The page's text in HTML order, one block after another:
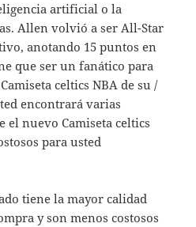
artificial o la
Allen volvió a ser All-Star
anotando 15 puntos en
que ser un fanático para
celtics NBA de su /
encontrará varias
el nuevo Camiseta celtics
para usted
tiene la mayor calidad
y son menos costosos